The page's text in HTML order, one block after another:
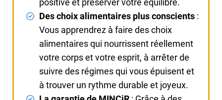
Des choix alimentaires plus conscients :
Vous apprendrez à faire des choix
alimentaires qui nourrissent réellement
votre corps et votre esprit, à arrêter de
suivre des régimes qui vous épuisent et
à trouver un rythme durable et joyeux.